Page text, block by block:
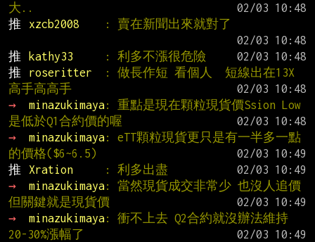
大..
推
xzcb2008
: 賣在新聞出來就對了
推
kathy33 : 利多不漲很危險
推
roseritter
: 做長作短 看個人  短線出在13X
高手高高手
→
minazukimaya: 重點是現在顆粒現貨價Ssion Low
是低於Q1合約價的喔
→
minazukimaya: eTT顆粒現貨更只是有一半多一點
的價格($6~6.5)
推
Xration : 利多出盡
→
minazukimaya: 當然現貨成交非常少 也沒人追價
但關鍵就是現貨價
→
minazukimaya: 衝不上去 Q2合約就沒辦法維持
20-30%漲幅了